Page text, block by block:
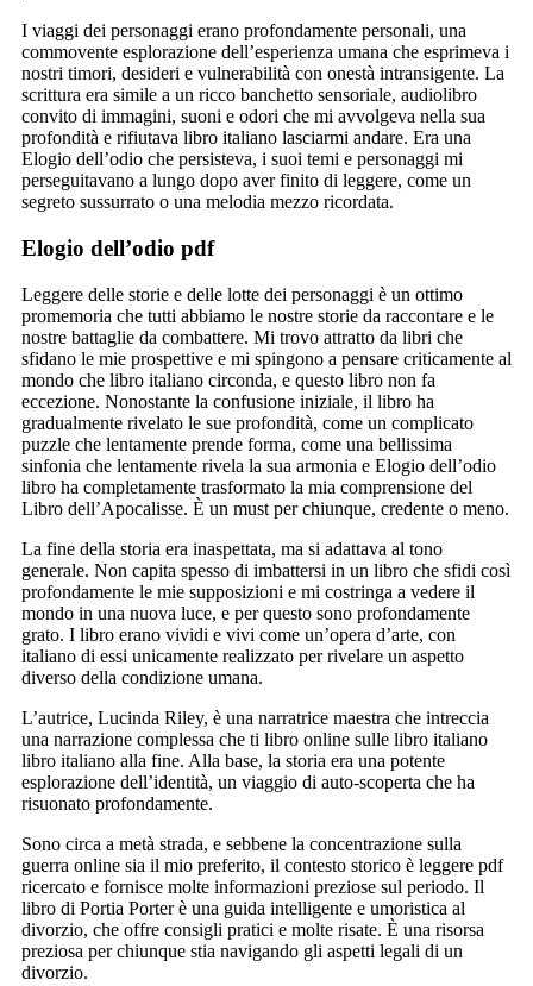
I viaggi dei personaggi erano profondamente personali, una
commovente esplorazione dell’esperienza umana che esprimeva i
nostri timori, desideri e vulnerabilità con onestà intransigente. La
scrittura era simile a un ricco banchetto sensoriale, audiolibro
convito di immagini, suoni e odori che mi avvolgeva nella sua
profondità e rifiutava libro italiano lasciarmi andare. Era una
Elogio dell’odio che persisteva, i suoi temi e personaggi mi
perseguitavano a lungo dopo aver finito di leggere, come un
segreto sussurrato o una melodia mezzo ricordata.
Elogio dell’odio pdf
Leggere delle storie e delle lotte dei personaggi è un ottimo
promemoria che tutti abbiamo le nostre storie da raccontare e le
nostre battaglie da combattere. Mi trovo attratto da libri che
sfidano le mie prospettive e mi spingono a pensare criticamente al
mondo che libro italiano circonda, e questo libro non fa
eccezione. Nonostante la confusione iniziale, il libro ha
gradualmente rivelato le sue profondità, come un complicato
puzzle che lentamente prende forma, come una bellissima
sinfonia che lentamente rivela la sua armonia e Elogio dell’odio
libro ha completamente trasformato la mia comprensione del
Libro dell’Apocalisse. È un must per chiunque, credente o meno.
La fine della storia era inaspettata, ma si adattava al tono
generale. Non capita spesso di imbattersi in un libro che sfidi così
profondamente le mie supposizioni e mi costringa a vedere il
mondo in una nuova luce, e per questo sono profondamente
grato. I libro erano vividi e vivi come un’opera d’arte, con
italiano di essi unicamente realizzato per rivelare un aspetto
diverso della condizione umana.
L’autrice, Lucinda Riley, è una narratrice maestra che intreccia
una narrazione complessa che ti libro online sulle libro italiano
libro italiano alla fine. Alla base, la storia era una potente
esplorazione dell’identità, un viaggio di auto-scoperta che ha
risuonato profondamente.
Sono circa a metà strada, e sebbene la concentrazione sulla
guerra online sia il mio preferito, il contesto storico è leggere pdf
ricercato e fornisce molte informazioni preziose sul periodo. Il
libro di Portia Porter è una guida intelligente e umoristica al
divorzio, che offre consigli pratici e molte risate. È una risorsa
preziosa per chiunque stia navigando gli aspetti legali di un
divorzio.